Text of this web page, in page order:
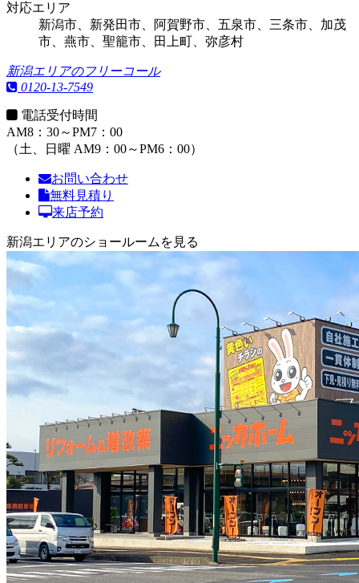
対応エリア
新潟市、新発田市、阿賀野市、五泉市、三条市、加茂
市、燕市、聖籠市、田上町、弥彦村
新潟エリアのフリーコール
0120-13-7549
電話受付時間
AM8：30～PM7：00
（土、日曜 AM9：00～PM6：00）
お問い合わせ
無料見積り
来店予約
新潟エリアのショールームを見る